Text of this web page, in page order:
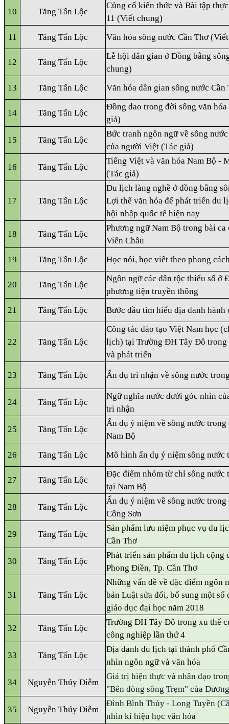
10 Tăng Tấn Lộc
Củng cố kiến thức và Bài tập
11 (Viết chung)
11
Tăng Tấn Lộc Văn hóa sông nước Cần Thơ
12 Tăng Tấn Lộc
Lễ hội dân gian ở Đồng bằng
chung)
13
Tăng Tấn Lộc Văn hóa dân gian sông nước
14 Tăng Tấn Lộc
Đồng dao trong đời sống văn
giả)
15 Tăng Tấn Lộc
Bức tranh ngôn ngữ về sông
của người Việt (Tác giả)
16 Tăng Tấn Lộc
Tiếng Việt và văn hóa Nam Bộ -
(Tác giả)
17 Tăng Tấn Lộc
Du lịch làng nghề ở đồng bằng
Lợi thế văn hóa để phát triển du
hội nhập quốc tế hiện nay
18 Tăng Tấn Lộc
Phương ngữ Nam Bộ trong bài ca
Viễn Châu
19
Tăng Tấn Lộc Học nói, học viết theo phong
20 Tăng Tấn Lộc
Ngôn ngữ các dân tộc thiểu số ở
phương tiện truyền thông
21
Tăng Tấn Lộc Bước đầu tìm hiểu địa danh
22 Tăng Tấn Lộc
Công tác đào tạo Việt Nam học
lịch) tại Trường ĐH Tây Đô trong
và phát triển
23 Tăng Tấn Lộc Ẩn dụ tri nhận về sông nước
24 Tăng Tấn Lộc
Ngữ nghĩa nước dưới góc nhìn
tri nhận
25 Tăng Tấn Lộc
Ẩn dụ ý niệm về sông nước
Nam Bộ
26
Tăng Tấn Lộc Mô hình ẩn dụ ý niệm sông nước
27 Tăng Tấn Lộc
Đặc điểm nhóm từ chỉ sông nước
tại Nam Bộ
28 Tăng Tấn Lộc
Ẩn dụ ý niệm về sông nước trong
Công Sơn
29 Tăng Tấn Lộc
Sản phẩm lưu niệm phục vụ du
Cần Thơ
30 Tăng Tấn Lộc
Phát triển sản phẩm du lịch cộng
Phong Điền, Tp. Cần Thơ
31 Tăng Tấn Lộc
Những vấn đề về đặc điểm ngôn
bản Luật sửa đổi, bổ sung một số
giáo dục đại học năm 2018
32 Tăng Tấn Lộc
Trường ĐH Tây Đô trong xu thế
công nghiệp lần thứ 4
33 Tăng Tấn Lộc
Địa danh du lịch tại thành phố
nhìn ngôn ngữ và văn hóa
34 Nguyễn Thúy Diễm
Giá trị hiện thực và nhân đạo
"Bên dòng sông Trẹm" của
35 Nguyễn Thúy Diễm
Đình Bình Thủy - Long Tuyền
nhìn kí hiệu học văn hóa